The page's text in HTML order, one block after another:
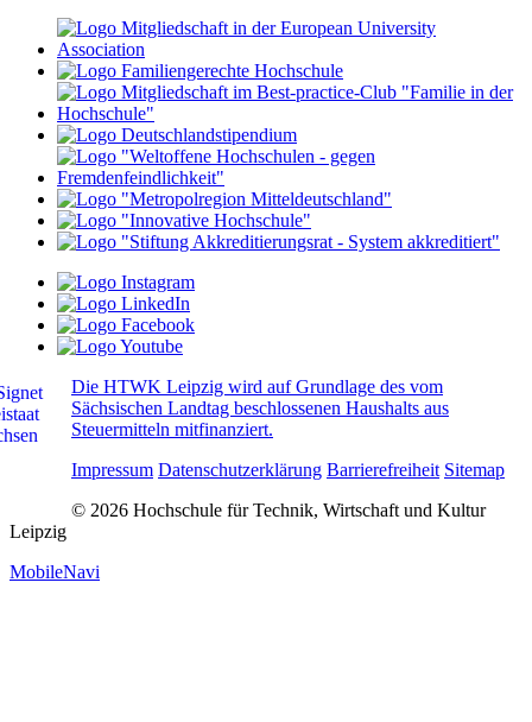
Die HTWK Leipzig wird auf Grundlage des vom
Sächsischen Landtag beschlossenen Haushalts aus
Steuermitteln mitfinanziert.
Impressum Datenschutzerklärung Barrierefreiheit Sitemap
© 2026 Hochschule für Technik, Wirtschaft und Kultur
Leipzig
MobileNavi